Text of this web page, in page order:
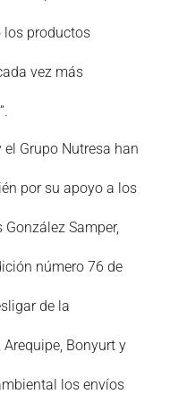
los productos
vez más
Grupo Nutresa han
por su apoyo a los
Samper,
número 76 de
de la
Bonyurt y
los envíos